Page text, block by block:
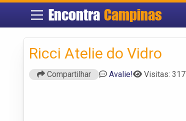
EncontraCampinas
Ricci Atelie do Vidro
Compartilhar Avalie! Visitas: 317